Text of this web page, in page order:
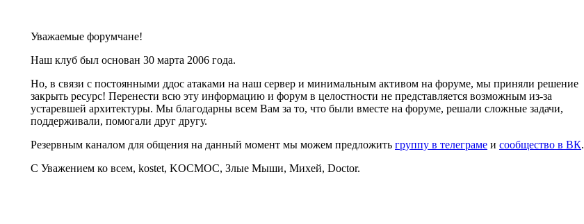
Уважаемые форумчане!
Наш клуб был основан 30 марта 2006 года.
Но, в связи с постоянными ддос атаками на наш сервер и минимальным активом на форуме, мы приняли решение
закрыть ресурс! Перенести всю эту информацию и форум в целостности не представляется возможным из-за
устаревшей архитектуры. Мы благодарны всем Вам за то, что были вместе на форуме, решали сложные задачи,
поддерживали, помогали друг другу.
Резервным каналом для общения на данный момент мы можем предложить группу в телеграме и сообщество в ВК.
С Уважением ко всем, kostet, KOCMOC, Злые Мыши, Михей, Doctor.